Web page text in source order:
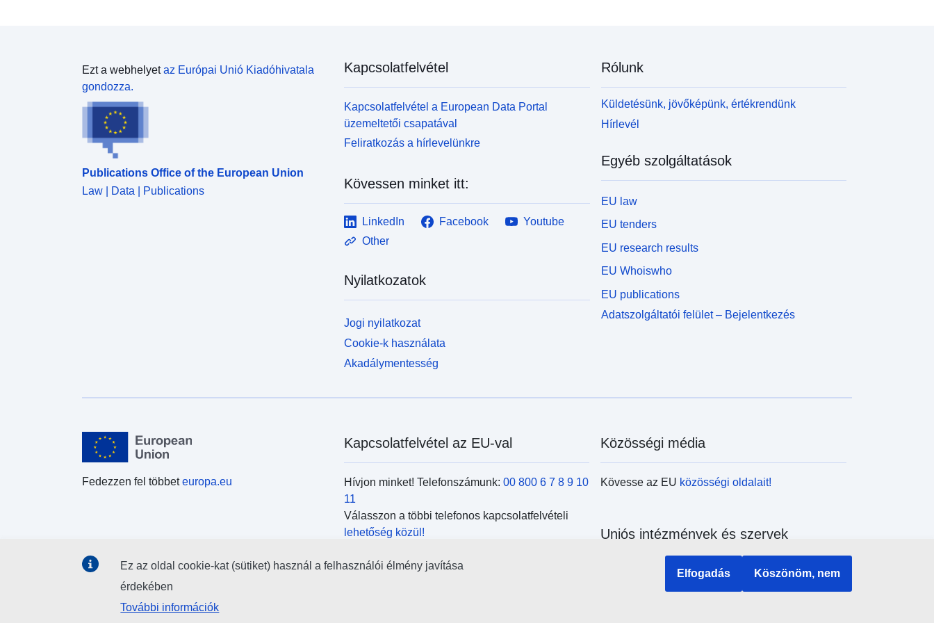
Ezt a webhelyetaz Európai Unió Kiadóhivatala
gondozza.
Publications Office of the European Union
Law | Data | Publications
Kapcsolatfelvétel
Kapcsolatfelvétel a European Data Portal
üzemeltetői csapatával
Feliratkozás a hírlevelünkre
Kövessen minket itt:
LinkedIn Facebook
Youtube
Other
Nyilatkozatok
Jogi nyilatkozat
Cookie-k használata
Akadálymentesség
Rólunk
Küldetésünk, jövőképünk, értékrendünk
Hírlevél
Egyéb szolgáltatások
EU law
EU tenders
EU research results
EU Whoiswho
EU publications
Adatszolgáltatói felület – Bejelentkezés
Fedezzen fel többeteuropa.eu
Kapcsolatfelvétel az EU-val
Hívjon minket! Telefonszámunk: 00 800 6 7 8 9 10
11
Válasszon a többi telefonos kapcsolatfelvételi
lehetőség közül!
kitöltésével!
Közösségi média
Kövesse az EU közösségi oldalait!
Uniós intézmények és szervek
Keresés az uniós intézmények és szervek
Ez az oldal cookie-kat (sütiket) használ a felhasználói élmény javítása
érdekében
További információk
Elfogadás Köszönöm, nem